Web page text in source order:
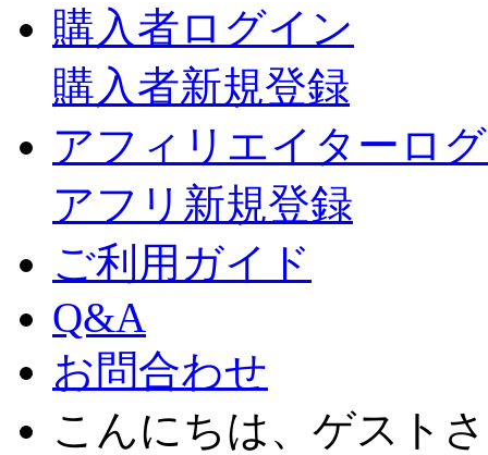
購入者ログイン
購入者新規登録
アフィリエイターロ
アフリ新規登録
ご利用ガイド
Q&A
お問合わせ
こんにちは、ゲスト